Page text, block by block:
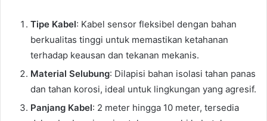
Tipe Kabel: Kabel sensor fleksibel dengan bahan
berkualitas tinggi untuk memastikan ketahanan
terhadap keausan dan tekanan mekanis.
Material Selubung: Dilapisi bahan isolasi tahan panas
dan tahan korosi, ideal untuk lingkungan yang agresif.
Panjang Kabel: 2 meter hingga 10 meter, tersedia